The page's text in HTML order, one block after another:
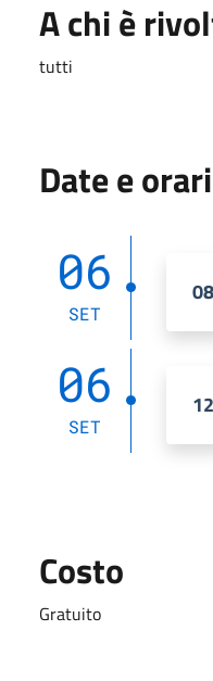
A chi è
tutti
Date e orari
06
SET
06
SET
Costo
Gratuito